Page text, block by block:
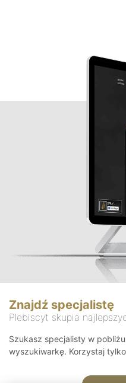
Znajdź specjalistę
Plebiscyt skupia
Szukasz specjalisty w
wyszukiwarkę. Korzystaj